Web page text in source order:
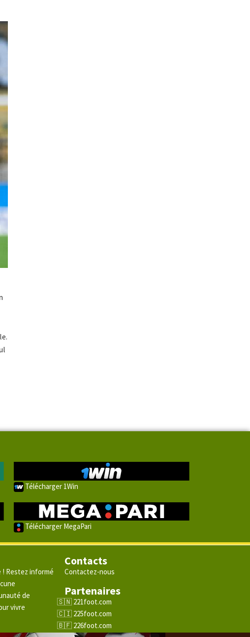
Télécharger 1Win
Télécharger MegaPari
! Restez informé
de
vivre
Contacts
Contactez-nous
Partenaires
221foot.com
225foot.com
226foot.com